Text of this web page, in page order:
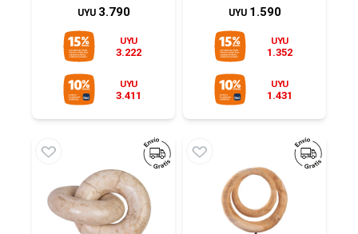
UYU 3.790
UYU
3.222
UYU
3.411
UYU 1.590
UYU
1.352
UYU
1.431